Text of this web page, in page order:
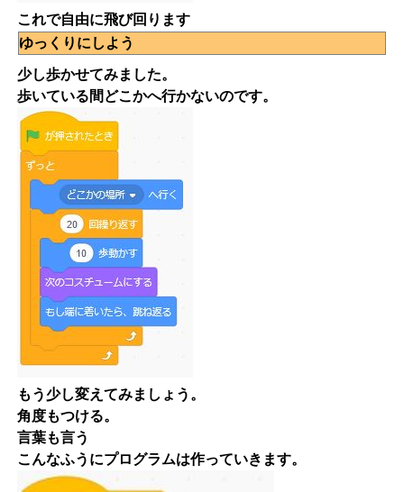
これで自由に飛び回ります
ゆっくりにしよう
少し歩かせてみました。
歩いている間どこかへ行かないのです。
もう少し変えてみましょう。
角度もつける。
言葉も言う
こんなふうにプログラムは作っていきます。